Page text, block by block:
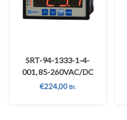
SRT-94-1333-1-4-
001, 85-260VAC/DC
€224,00 Br.